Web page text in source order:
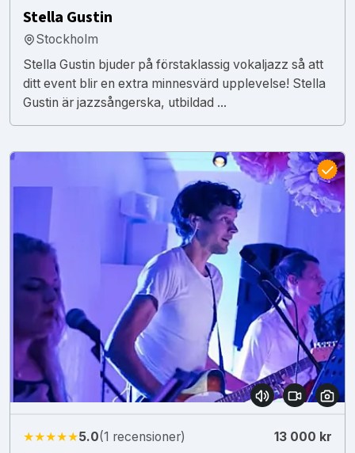
Stella Gustin
Stockholm
Stella Gustin bjuder på förstaklassig vokaljazz så att
ditt event blir en extra minnesvärd upplevelse! Stella
Gustin är jazzsångerska, utbildad ...
★★★★★5.0(1 recensioner) 13 000 kr